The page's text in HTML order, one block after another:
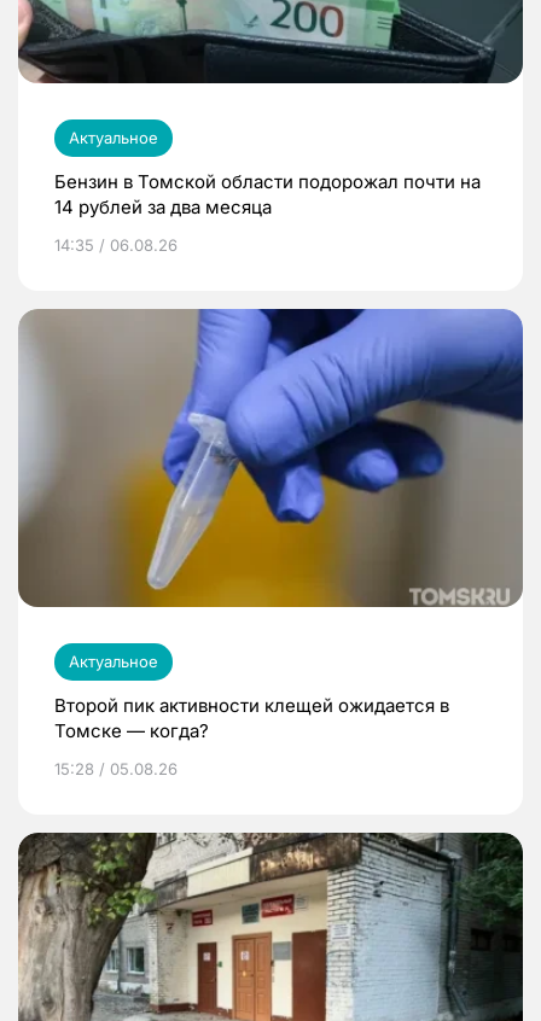
Актуальное
Бензин в Томской области подорожал почти на
14 рублей за два месяца
14:35 / 06.08.26
Актуальное
Второй пик активности клещей ожидается в
Томске — когда?
15:28 / 05.08.26